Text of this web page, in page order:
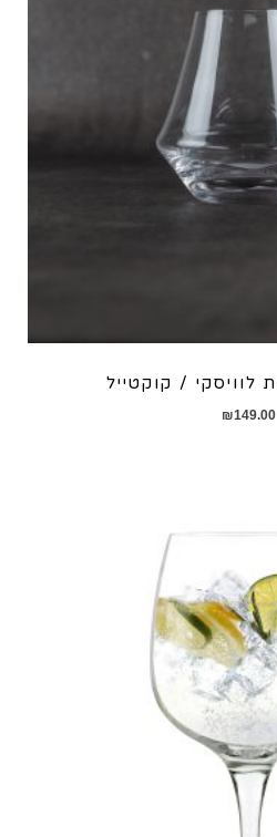
₪149.00